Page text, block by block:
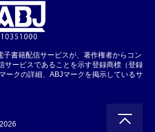
書籍配信サービスが、著作権者からコン
サービスであることを示す登録商標（登録
ークの詳細、ABJマークを掲示しているサ